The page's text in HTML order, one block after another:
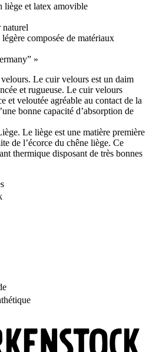
liège et latex amovible
naturel
composée de matériaux
»
Le cuir velours est un daim
et rugueuse. Le cuir velours
et veloutée agréable au contact de la
bonne capacité d’absorption de
Le liège est une matière première
de l’écorce du chêne liège. Ce
thermique disposant de très bonnes